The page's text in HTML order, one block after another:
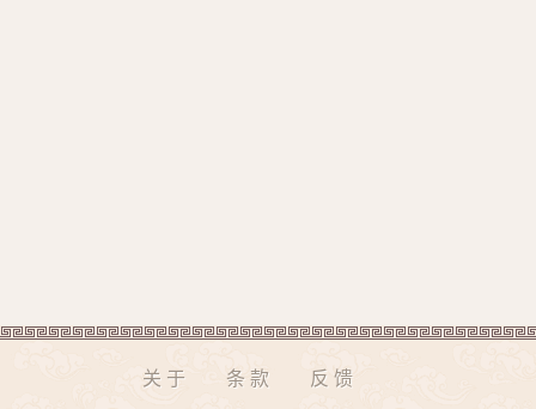
关于 条款 反馈